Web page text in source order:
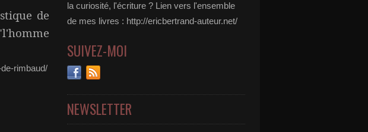
de
rimbaud/
la curiosité, l'écriture ? Lien vers l'ensemble
de mes livres : http://ericbertrand-auteur.net/
SUIVEZ-MOI
NEWSLETTER